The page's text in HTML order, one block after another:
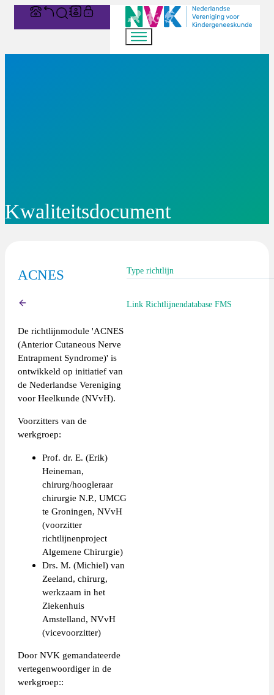
Kwaliteitsdocument
ACNES
De richtlijnmodule 'ACNES
(Anterior Cutaneous Nerve
Entrapment Syndrome)' is
ontwikkeld op initiatief van
de Nederlandse Vereniging
voor Heelkunde (NVvH).
Voorzitters van de
werkgroep:
Prof. dr. E. (Erik)
Heineman,
chirurg/hoogleraar
chirurgie N.P., UMCG
te Groningen, NVvH
(voorzitter
richtlijnenproject
Algemene Chirurgie)
Drs. M. (Michiel) van
Zeeland, chirurg,
werkzaam in het
Ziekenhuis
Amstelland, NVvH
(vicevoorzitter)
Door NVK gemandateerde
vertegenwoordiger in de
werkgroep::
Type richtlijn
Richtlijn (extern)
Link Richtlijnendatabase FMS